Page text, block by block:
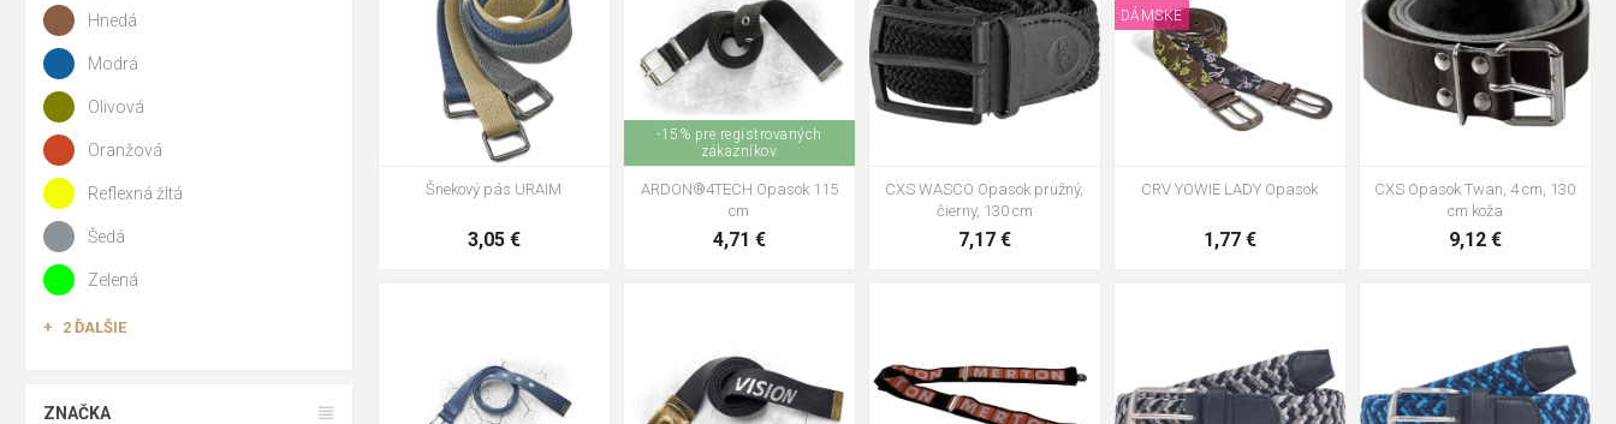
Šnekový pás URAIM
3,05 €
-15% pre registrovaných
zákazníkov
ARDON®4TECH Opasok 115
cm
4,71 €
CXS WASCO Opasok pružný,
čierny, 130 cm
7,17 €
DÁMSKE
CRV YOWIE LADY Opasok
1,77 €
CXS Opasok Twan, 4 cm, 130
cm koža
9,12 €
135cm 135cm
Hnedá
Modrá
Olivová
Oranžová
Reflexná žltá
Šedá
Zelená
2 ĎALŠIE
ZNAČKA